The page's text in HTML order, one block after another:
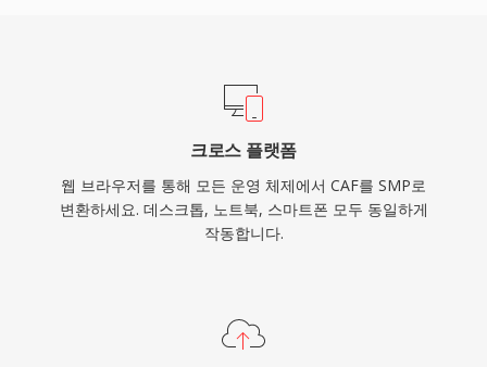
크로스 플랫폼
웹 브라우저를 통해 모든 운영 체제에서 CAF를 SMP로
변환하세요. 데스크톱, 노트북, 스마트폰 모두 동일하게
작동합니다.